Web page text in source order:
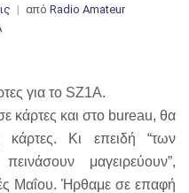
από Radio Amateur
για το SZ1A.
κάρτες και στο bureau, θα
κάρτες. Κι επειδή “των
μαγειρεύουν”,
Μαΐου. Ήρθαμε σε επαφή